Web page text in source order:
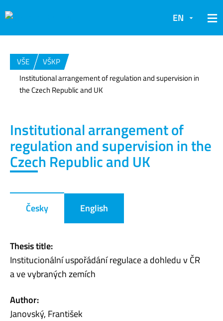
EN
VŠE
VŠKP
Institutional arrangement of regulation and supervision in
the Czech Republic and UK
Institutional arrangement of
regulation and supervision in the
Czech Republic and UK
Česky English
Thesis title:
Institucionální uspořádání regulace a dohledu v ČR
a ve vybraných zemích
Author:
Janovský, František